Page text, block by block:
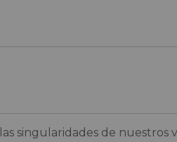
singularidades de nuestros